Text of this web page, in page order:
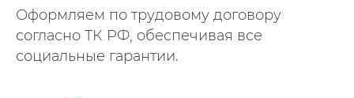
Оформляем по трудовому договору
согласно ТК РФ, обеспечивая все
социальные гарантии.